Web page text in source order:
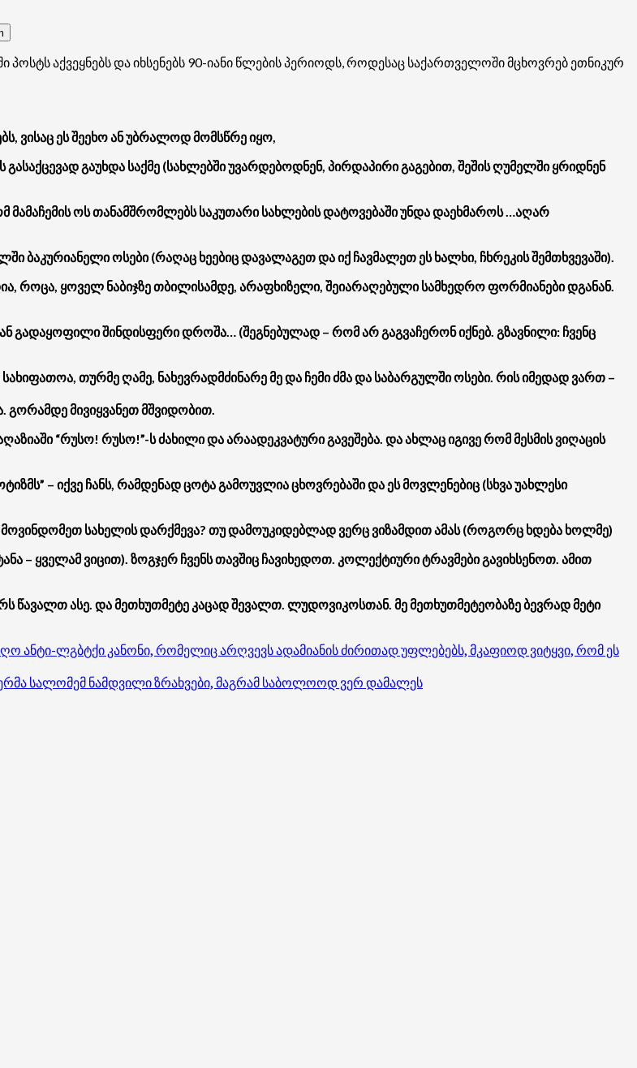
აქვეყნებს და იხსენებს 90-იანი წლების პერიოდს, როდესაც საქართველოში მცხოვრებ ეთნიკურ
ვისაც ეს შეეხო ან უბრალოდ მომსწრე იყო,
გასაქცევად გაუხდა საქმე (სახლებში უვარდებოდნენ, პირდაპირი გაგებით, შეშის ღუმელში ყრიდნენ
მამაჩემის ოს თანამშრომლებს საკუთარი სახლების დატოვებაში უნდა დაეხმაროს …აღარ
ბაკურიანელი ოსები (რაღაც ხეებიც დავალაგეთ და იქ ჩავმალეთ ეს ხალხი, ჩხრეკის შემთხვევაში).
როცა, ყოველ ნაბიჯზე თბილისამდე, არაფხიზელი, შეიარაღებული სამხედრო ფორმიანები დგანან.
გადაყოფილი შინდისფერი დროშა… (შეგნებულად – რომ არ გაგვაჩერონ იქნებ. გზავნილი: ჩვენც
თურმე ღამე, ნახევრადმძინარე მე და ჩემი ძმა და საბარგულში ოსები. რის იმედად ვართ –
გორამდე მივიყვანეთ მშვიდობით.
“რუსო! რუსო!”-ს ძახილი და არაადეკვატური გავეშება. და ახლაც იგივე რომ მესმის ვიღაცის
– იქვე ჩანს, რამდენად ცოტა გამოუვლია ცხოვრებაში და ეს მოვლენებიც (სხვა უახლესი
მოვინდომეთ სახელის დარქმევა? თუ დამოუკიდებლად ვერც ვიზამდით ამას (როგორც ხდება ხოლმე)
– ყველამ ვიცით). ზოგჯერ ჩვენს თავშიც ჩავიხედოთ. კოლექტიური ტრავმები გავიხსენოთ. ამით
წავალთ ასე. და მეთხუთმეტე კაცად შევალთ. ლუდოვიკოსთან. მე მეთხუთმეტეობაზე ბევრად მეტი
ლგბტქი კანონი, რომელიც არღვევს ადამიანის ძირითად უფლებებს, მკაფიოდ ვიტყვი, რომ ეს
სალომემ ნამდვილი ზრახვები, მაგრამ საბოლოოდ ვერ დამალეს